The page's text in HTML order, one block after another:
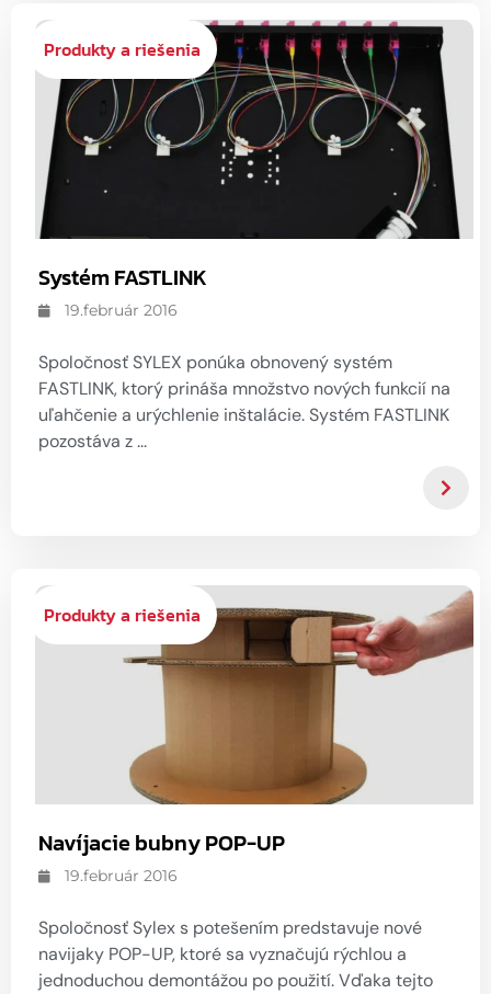
Produkty a riešenia
Systém FASTLINK
19.február 2016
Spoločnosť SYLEX ponúka obnovený systém
FASTLINK, ktorý prináša množstvo nových funkcií na
uľahčenie a urýchlenie inštalácie. Systém FASTLINK
pozostáva z ...
Produkty a riešenia
Navíjacie bubny POP-UP
19.február 2016
Spoločnosť Sylex s potešením predstavuje nové
navijaky POP-UP, ktoré sa vyznačujú rýchlou a
jednoduchou demontážou po použití. Vďaka tejto